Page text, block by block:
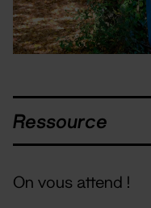
Ressource
On vous attend !